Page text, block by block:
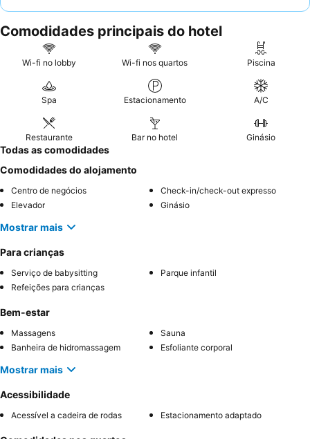
excecionalmente simpático e atencioso, e o buffet de pequeno-
almoço diversificado e de qualidade, que frequentemente
apresenta a cozinha regional alentejana. Para um conforto ideal,
conveniente a todas as instalações.
Comodidades principais do hotel
Wi-fi no lobby Wi-fi nos quartos Piscina
Spa Estacionamento A/C
Restaurante Bar no hotel Ginásio
Todas as comodidades
Comodidades do alojamento
Centro de negócios
Check-in/check-out expresso
Elevador
Ginásio
Mostrar mais
Para crianças
Serviço de babysitting
Parque infantil
Refeições para crianças
Bem-estar
Massagens
Sauna
Banheira de hidromassagem
Esfoliante corporal
Mostrar mais
Acessibilidade
Acessível a cadeira de rodas Estacionamento adaptado